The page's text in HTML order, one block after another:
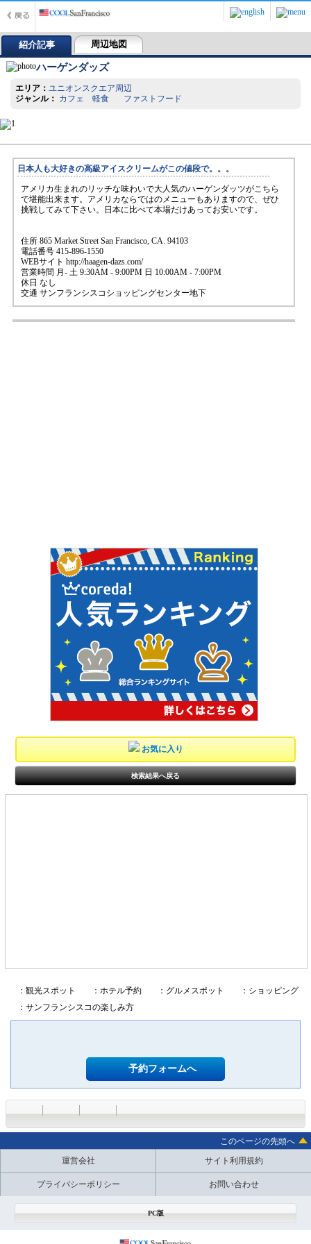
紹介記事 周辺地図
ハーゲンダッズ
エリア：ユニオンスクエア周辺
ジャンル： カフェ 軽食 ファストフード
日本人も大好きの高級アイスクリームがこの値段で。。。
アメリカ生まれのリッチな味わいで大人気のハーゲンダッツがこちら
で堪能出来ます。アメリカならではのメニューもありますので、ぜひ
挑戦してみて下さい。日本に比べて本場だけあってお安いです。
住所 865 Market Street San Francisco, CA. 94103
電話番号 415-896-1550
WEBサイト http://haagen-dazs.com/
営業時間 月- 土 9:30AM - 9:00PM 日 10:00AM - 7:00PM
休日 なし
交通 サンフランシスコショッピングセンター地下
お気に入り
検索結果へ戻る
：観光スポット ：ホテル予約 ：グルメスポット
：ショッピング
：サンフランシスコの楽しみ方
予約フォームへ
このページの先頭へ
運営会社 サイト利用規約
プライバシーポリシー お問い合わせ
PC版